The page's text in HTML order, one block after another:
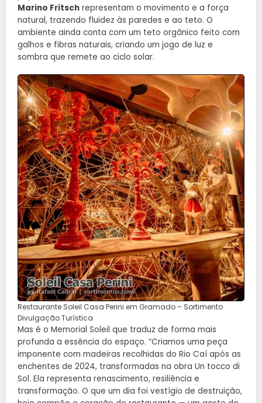
Marino Fritsch representam o movimento e a força
natural, trazendo fluidez às paredes e ao teto. O
ambiente ainda conta com um teto orgânico feito com
galhos e fibras naturais, criando um jogo de luz e
sombra que remete ao ciclo solar.
Restaurante Soleil Casa Perini em Gramado – Sortimento
Divulgação Turística
Mas é o Memorial Soleil que traduz de forma mais
profunda a essência do espaço. “Criamos uma peça
imponente com madeiras recolhidas do Rio Caí após as
enchentes de 2024, transformadas na obra Un tocco di
Sol. Ela representa renascimento, resiliência e
transformação. O que um dia foi vestígio de destruição,